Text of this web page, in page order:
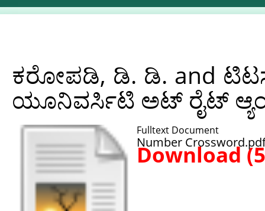
ಕರೋಪಡಿ, ಡಿ. ಡಿ. and
ಯೂನಿವರ್ಸಿಟಿ ಅಟ್‌ ರೈಟ್‌
Fulltext Document
Number
Download